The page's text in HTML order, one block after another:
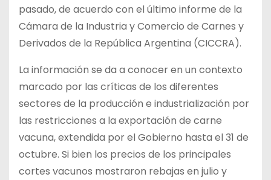
pasado, de acuerdo con el último informe de la
Cámara de la Industria y Comercio de Carnes y
Derivados de la República Argentina (CICCRA).
La información se da a conocer en un contexto
marcado por las críticas de los diferentes
sectores de la producción e industrialización por
las restricciones a la exportación de carne
vacuna, extendida por el Gobierno hasta el 31 de
octubre. Si bien los precios de los principales
cortes vacunos mostraron rebajas en julio y